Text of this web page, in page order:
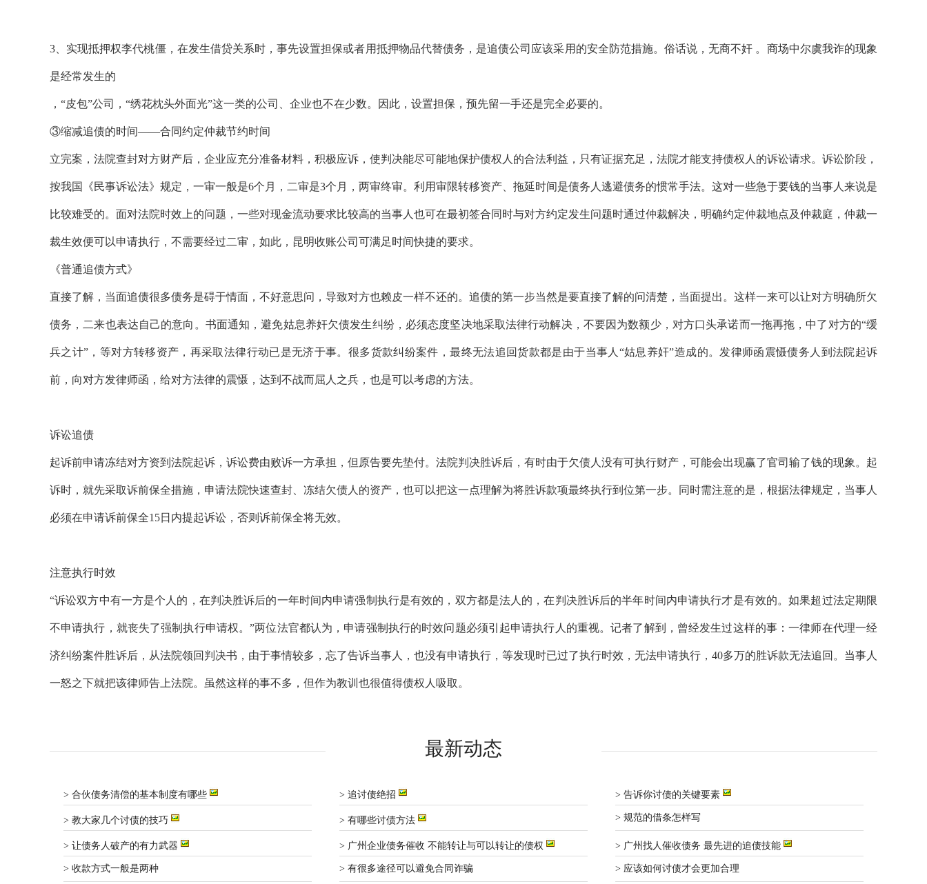
3、实现抵押权李代桃僵，在发生借贷关系时，事先设置担保或者用抵押物品代替债务，是追债公司应该采用的安全防范措施。俗话说，无商不奸 。商场中尔虞我诈的现象
是经常发生的
，“皮包”公司，“绣花枕头外面光”这一类的公司、企业也不在少数。因此，设置担保，预先留一手还是完全必要的。
③缩减追债的时间——合同约定仲裁节约时间
立完案，法院查封对方财产后，企业应充分准备材料，积极应诉，使判决能尽可能地保护债权人的合法利益，只有证据充足，法院才能支持债权人的诉讼请求。诉讼阶段，
按我国《民事诉讼法》规定，一审一般是6个月，二审是3个月，两审终审。利用审限转移资产、拖延时间是债务人逃避债务的惯常手法。这对一些急于要钱的当事人来说是
比较难受的。面对法院时效上的问题，一些对现金流动要求比较高的当事人也可在最初签合同时与对方约定发生问题时通过仲裁解决，明确约定仲裁地点及仲裁庭，仲裁一
裁生效便可以申请执行，不需要经过二审，如此，昆明收账公司可满足时间快捷的要求。
《普通追债方式》
直接了解，当面追债很多债务是碍于情面，不好意思问，导致对方也赖皮一样不还的。追债的第一步当然是要直接了解的问清楚，当面提出。这样一来可以让对方明确所欠
债务，二来也表达自己的意向。书面通知，避免姑息养奸欠债发生纠纷，必须态度坚决地采取法律行动解决，不要因为数额少，对方口头承诺而一拖再拖，中了对方的“缓
兵之计”，等对方转移资产，再采取法律行动已是无济于事。很多货款纠纷案件，最终无法追回货款都是由于当事人“姑息养奸”造成的。发律师函震慑债务人到法院起诉
前，向对方发律师函，给对方法律的震慑，达到不战而屈人之兵，也是可以考虑的方法。
诉讼追债
起诉前申请冻结对方资到法院起诉，诉讼费由败诉一方承担，但原告要先垫付。法院判决胜诉后，有时由于欠债人没有可执行财产，可能会出现赢了官司输了钱的现象。起
诉时，就先采取诉前保全措施，申请法院快速查封、冻结欠债人的资产，也可以把这一点理解为将胜诉款项最终执行到位第一步。同时需注意的是，根据法律规定，当事人
必须在申请诉前保全15日内提起诉讼，否则诉前保全将无效。
注意执行时效
“诉讼双方中有一方是个人的，在判决胜诉后的一年时间内申请强制执行是有效的，双方都是法人的，在判决胜诉后的半年时间内申请执行才是有效的。如果超过法定期限
不申请执行，就丧失了强制执行申请权。”两位法官都认为，申请强制执行的时效问题必须引起申请执行人的重视。记者了解到，曾经发生过这样的事：一律师在代理一经
济纠纷案件胜诉后，从法院领回判决书，由于事情较多，忘了告诉当事人，也没有申请执行，等发现时已过了执行时效，无法申请执行，40多万的胜诉款无法追回。当事人
一怒之下就把该律师告上法院。虽然这样的事不多，但作为教训也很值得债权人吸取。
最新动态
> 合伙债务清偿的基本制度有哪些 > 追讨债绝招 > 告诉你讨债的关键要素
> 教大家几个讨债的技巧 > 有哪些讨债方法 > 规范的借条怎样写
> 让债务人破产的有力武器 > 广州企业债务催收 不能转让与可以转让的债权 > 广州找人催收债务 最先进的追债技能
> 收款方式一般是两种 > 有很多途径可以避免合同诈骗 > 应该如何讨债才会更加合理